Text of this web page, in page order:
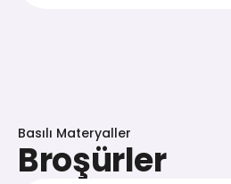
Basılı Materyaller
Broşürler